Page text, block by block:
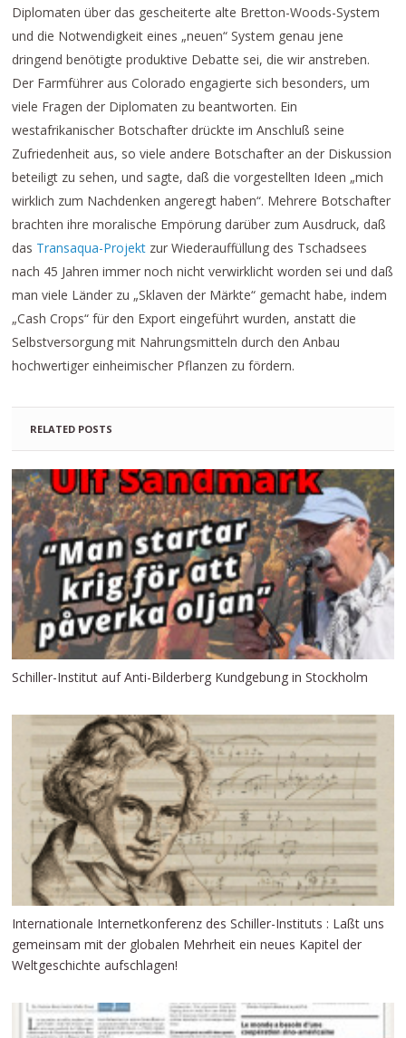
Diplomaten über das gescheiterte alte Bretton-Woods-System
und die Notwendigkeit eines „neuen“ System genau jene
dringend benötigte produktive Debatte sei, die wir anstreben.
Der Farmführer aus Colorado engagierte sich besonders, um
viele Fragen der Diplomaten zu beantworten. Ein
westafrikanischer Botschafter drückte im Anschluß seine
Zufriedenheit aus, so viele andere Botschafter an der Diskussion
beteiligt zu sehen, und sagte, daß die vorgestellten Ideen „mich
wirklich zum Nachdenken angeregt haben“. Mehrere Botschafter
brachten ihre moralische Empörung darüber zum Ausdruck, daß
das Transaqua-Projekt zur Wiederauffüllung des Tschadsees
nach 45 Jahren immer noch nicht verwirklicht worden sei und daß
man viele Länder zu „Sklaven der Märkte“ gemacht habe, indem
„Cash Crops“ für den Export eingeführt wurden, anstatt die
Selbstversorgung mit Nahrungsmitteln durch den Anbau
hochwertiger einheimischer Pflanzen zu fördern.
RELATED POSTS
Schiller-Institut auf Anti-Bilderberg Kundgebung in Stockholm
Internationale Internetkonferenz des Schiller-Instituts : Laßt uns
gemeinsam mit der globalen Mehrheit ein neues Kapitel der
Weltgeschichte aufschlagen!